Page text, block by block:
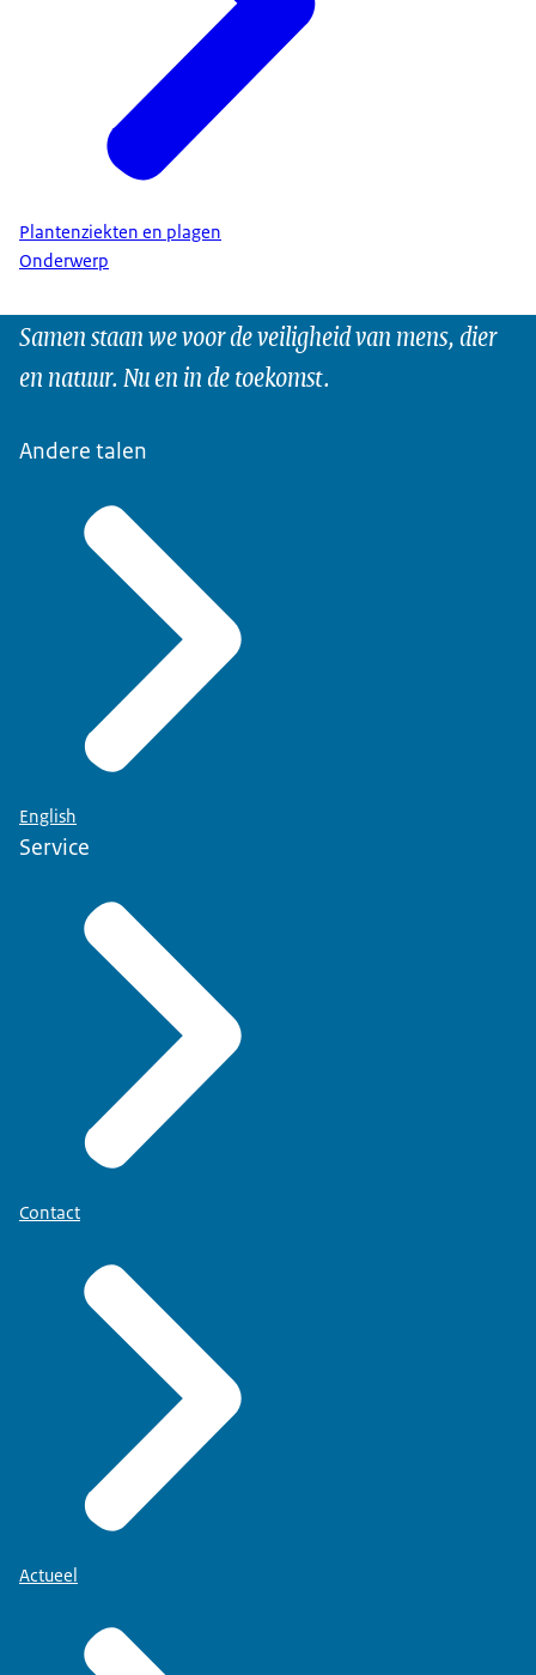
Plantenziekten en plagen
Onderwerp
Samen staan we voor de veiligheid van mens, dier
en natuur. Nu en in de toekomst.
Andere talen
English
Service
Contact
Actueel